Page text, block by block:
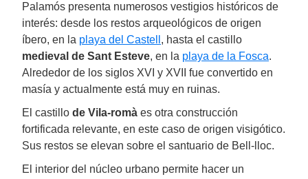
Palamós presenta numerosos vestigios históricos de
interés: desde los restos arqueológicos de origen
íbero, en la playa del Castell , hasta el castillo
medieval de Sant Esteve, en la playa de la Fosca.
Alrededor de los siglos XVI y XVII fue convertido en
masía y actualmente está muy en ruinas.
El castillo de Vila-romà es otra construcción
fortificada relevante, en este caso de origen visigótico.
Sus restos se elevan sobre el santuario de Bell-lloc.
El interior del núcleo urbano permite hacer un